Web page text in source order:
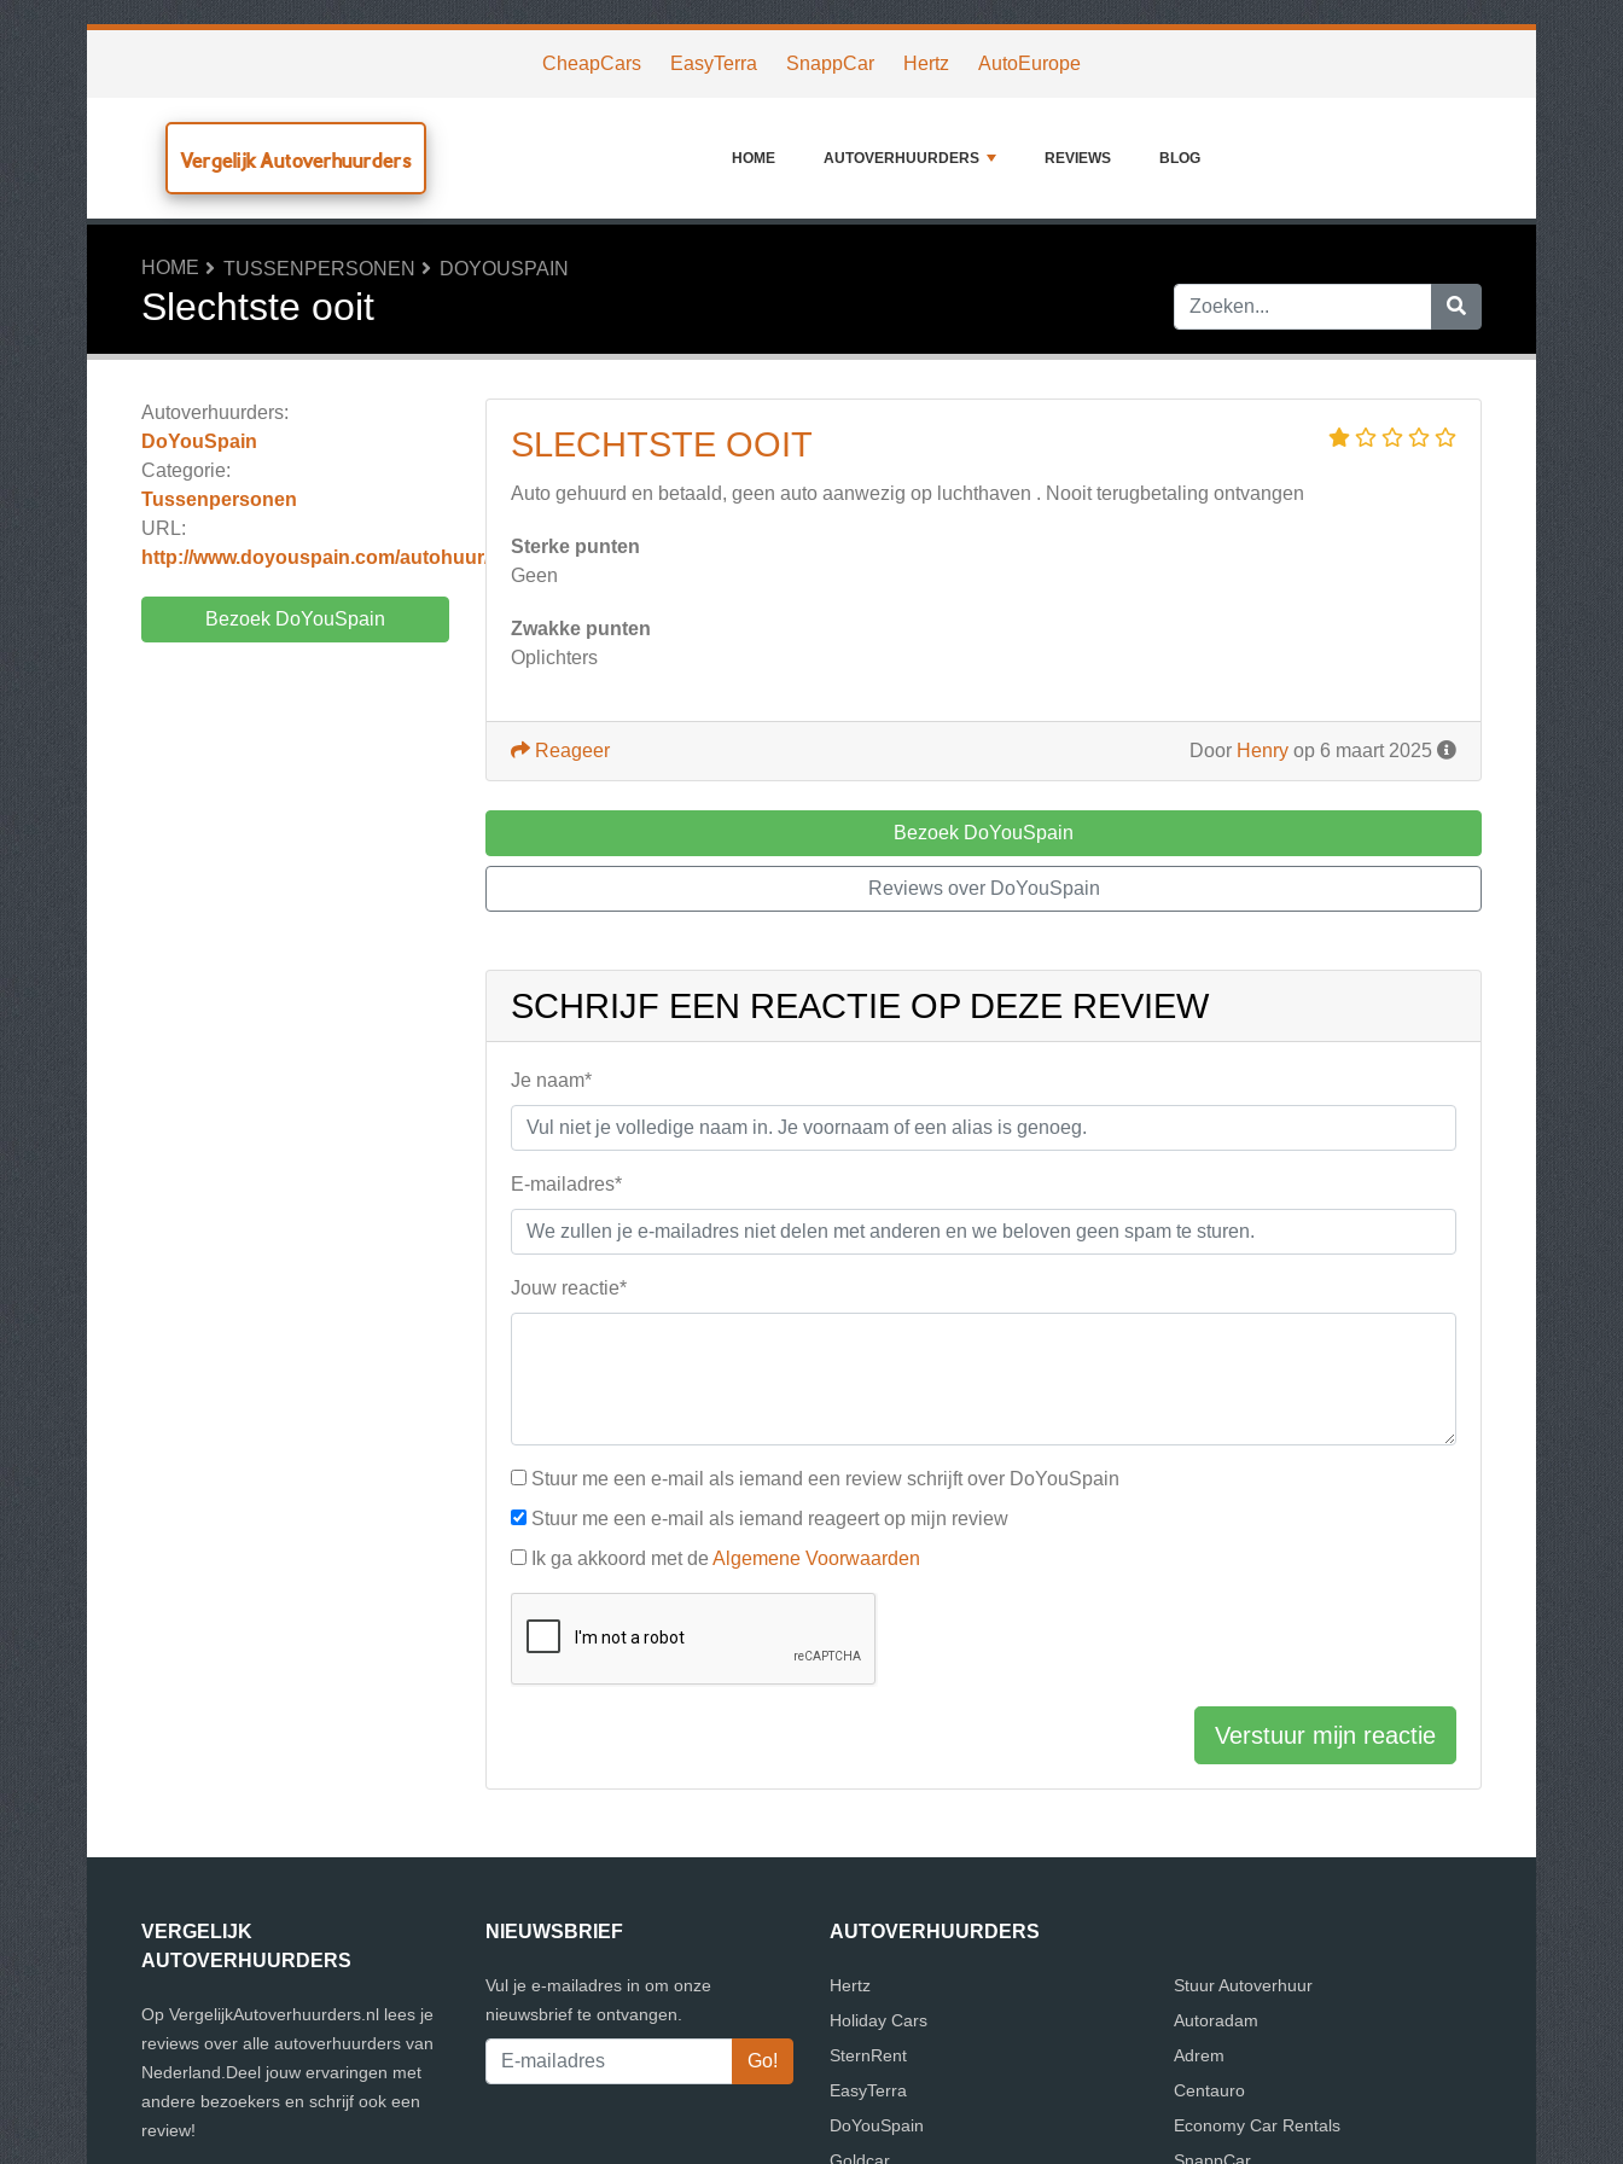
CheapCars EasyTerra SnappCar Hertz AutoEurope
Vergelijk Autoverhuurders HOME AUTOVERHUURDERS REVIEWS BLOG
HOME TUSSENPERSONEN DOYOUSPAIN
Slechtste ooit
Autoverhuurders:
DoYouSpain
Categorie:
Tussenpersonen
URL:
http://www.doyouspain.com/autohuur/
Bezoek DoYouSpain
SLECHTSTE OOIT
Auto gehuurd en betaald, geen auto aanwezig op luchthaven . Nooit terugbetaling ontvangen
Sterke punten
Geen
Zwakke punten
Oplichters
Door Henry op 6 maart 2025
Reageer
Bezoek DoYouSpain
Reviews over DoYouSpain
SCHRIJF EEN REACTIE OP DEZE REVIEW
Je naam*
E-mailadres*
Jouw reactie*
Stuur me een e-mail als iemand een review schrijft over DoYouSpain
Stuur me een e-mail als iemand reageert op mijn review
Ik ga akkoord met de Algemene Voorwaarden
Verstuur mijn reactie
VERGELIJK
AUTOVERHUURDERS
Op VergelijkAutoverhuurders.nl lees je
reviews over alle autoverhuurders van
Nederland.Deel jouw ervaringen met
andere bezoekers en schrijf ook een
review!
NIEUWSBRIEF
Vul je e-mailadres in om onze
nieuwsbrief te ontvangen.
AUTOVERHUURDERS
Hertz
Holiday Cars
SternRent
EasyTerra
DoYouSpain
Stuur Autoverhuur
Autoradam
Adrem
Centauro
Economy Car Rentals